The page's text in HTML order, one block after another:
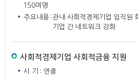
150여명
주요내용 :관내 사회적경제기업 임직원
기업 간 네트워크 강화
사회적경제기업 사회적금융 지원
시 기 : 연중